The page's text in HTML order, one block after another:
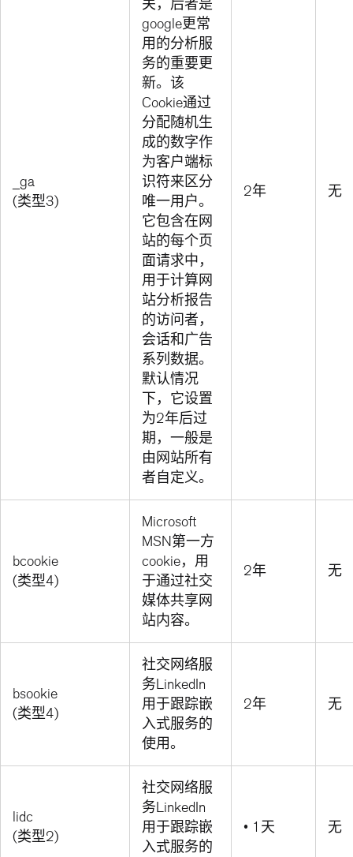
_ga
(类型3)
关，后者是
google更常
用的分析服
务的重要更
新。该
Cookie通过
分配随机生
成的数字作
为客户端标
识符来区分
唯一用户。
它包含在网
站的每个页
面请求中，
用于计算网
站分析报告
的访问者，
会话和广告
系列数据。
默认情况
下，它设置
为2年后过
期，一般是
由网站所有
者自定义。
2年 无
bcookie
(类型4)
Microsoft
MSN第一方
cookie，用
于通过社交
媒体共享网
站内容。
2年 无
bsookie
(类型4)
社交网络服
务LinkedIn
用于跟踪嵌
入式服务的
使用。
2年 无
lidc
(类型2)
社交网络服
务LinkedIn
用于跟踪嵌
入式服务的
• 1天 无